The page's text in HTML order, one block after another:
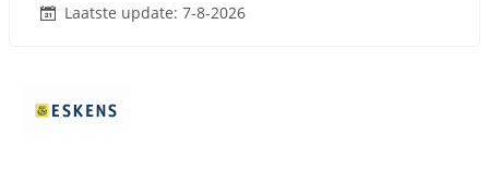
Laatste update: 7-8-2026